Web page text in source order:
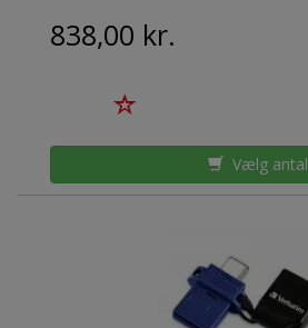
838,00 kr.
Vælg antal